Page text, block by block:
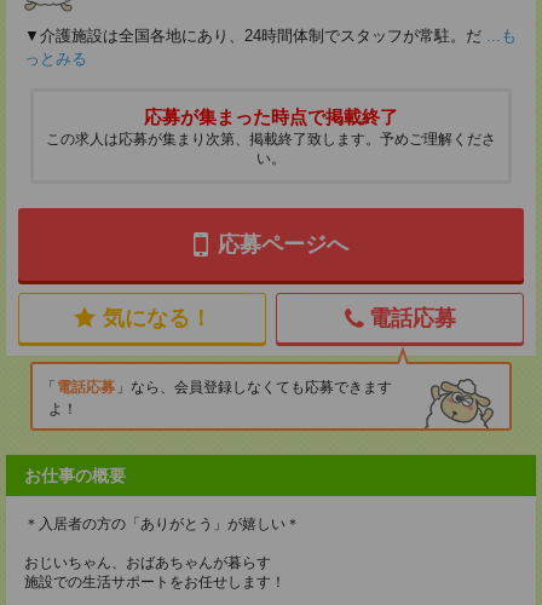
▼介護施設は全国各地にあり、24時間体制でスタッフが常駐。だ ...も
っとみる
応募が集まった時点で掲載終了
この求人は応募が集まり次第、掲載終了致します。予めご理解くださ
い。
応募ページへ
気になる！ 電話応募
電話応募
なら、会員登録しなくても応募できます
よ！
お仕事の概要
＊入居者の方の「ありがとう」が嬉しい＊
おじいちゃん、おばあちゃんが暮らす
施設での生活サポートをお任せします！